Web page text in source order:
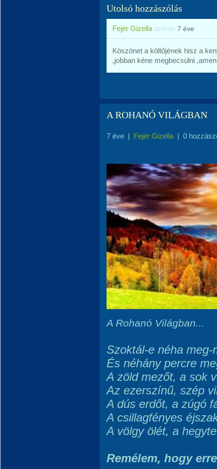
Utolsó hozzászólás
Fejér Gizella üzente 7 éve
Köszönet a költőjének hisz a
,jobban kéne megbecsülni
A ROHANÓ VILÁGBAN
7 éve | Fejér Gizella | 0
A Rohanó Világban...
Szoktál-e néha meg-
És néhány percre
A zöld mezőt, a sok
Az ezerszínű, szép
A dús erdőt, a zúgó
A csillagfényes
A völgy ölét, a
Remélem, hogy